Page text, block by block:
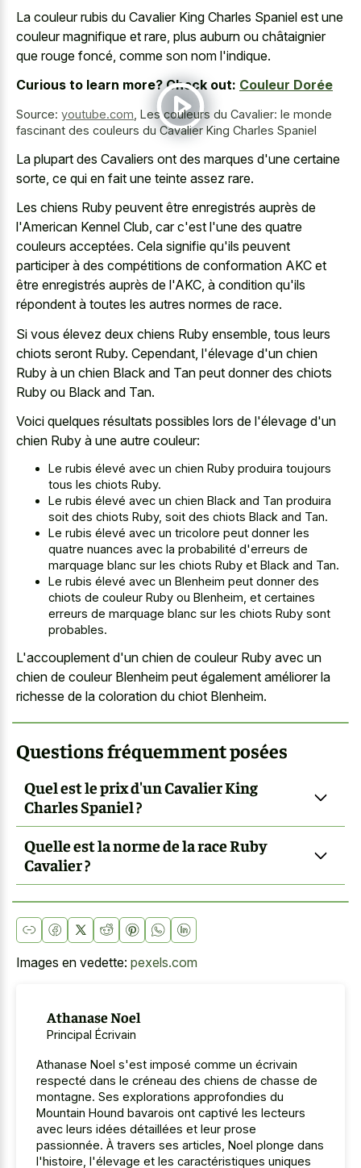
La couleur rubis du Cavalier King Charles Spaniel est une
couleur magnifique et rare, plus auburn ou châtaignier
que rouge foncé, comme son nom l'indique.
Curious to learn more? Check out: Couleur Dorée
Source: youtube.com Les couleurs du Cavalier: le monde
fascinant des couleurs du Cavalier King Charles Spaniel
La plupart des Cavaliers ont des marques d'une certaine
sorte, ce qui en fait une teinte assez rare.
Les chiens Ruby peuvent être enregistrés auprès de
l'American Kennel Club, car c'est l'une des quatre
couleurs acceptées. Cela signifie qu'ils peuvent
participer à des compétitions de conformation AKC et
être enregistrés auprès de l'AKC, à condition qu'ils
répondent à toutes les autres normes de race.
Si vous élevez deux chiens Ruby ensemble, tous leurs
chiots seront Ruby. Cependant, l'élevage d'un chien
Ruby à un chien Black and Tan peut donner des chiots
Ruby ou Black and Tan.
Voici quelques résultats possibles lors de l'élevage d'un
chien Ruby à une autre couleur:
Le rubis élevé avec un chien Ruby produira toujours
tous les chiots Ruby.
Le rubis élevé avec un chien Black and Tan produira
soit des chiots Ruby, soit des chiots Black and Tan.
Le rubis élevé avec un tricolore peut donner les
quatre nuances avec la probabilité d'erreurs de
marquage blanc sur les chiots Ruby et Black and Tan.
Le rubis élevé avec un Blenheim peut donner des
chiots de couleur Ruby ou Blenheim, et certaines
erreurs de marquage blanc sur les chiots Ruby sont
probables.
L'accouplement d'un chien de couleur Ruby avec un
chien de couleur Blenheim peut également améliorer la
richesse de la coloration du chiot Blenheim.
Questions fréquemment posées
Quel est le prix d'un Cavalier King
Charles Spaniel ?
Quelle est la norme de la race Ruby
Cavalier ?
Images en vedette: pexels.com
Athanase Noel
Principal Écrivain
Athanase Noel s'est imposé comme un écrivain
respecté dans le créneau des chiens de chasse de
montagne. Ses explorations approfondies du
Mountain Hound bavarois ont captivé les lecteurs
avec leurs idées détaillées et leur prose
passionnée. À travers ses articles, Noel plonge dans
l'histoire, l'élevage et les caractéristiques uniques